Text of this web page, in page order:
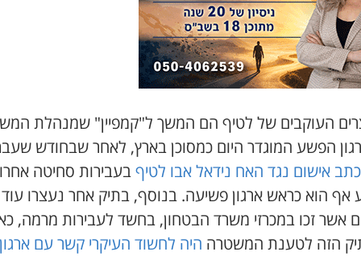
העוקבים של לטיף הם המשך ל"קמפיין" שמנהלת
הפשע המוגדר היום כמסוכן בארץ, לאחר שבחודש
כתב אישום נגד האח נידאל אבו לטיףבעבירות סחיטה
אף הוא כראש ארגון פשיעה. בנוסף, בתיק אחר נעצרו עוד
אשר זכו במכרזי משרד הבטחון, בחשד לעבירות מרמה,
הזה לטענת המשטרה היה לחשוד העיקרי קשר עם